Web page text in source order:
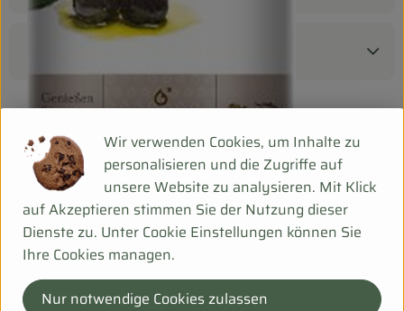
Herkunft
Hersteller: BIO PLANÈTE
DV
Wir verwenden Cookies, um Inhalte zu
personalisieren und die Zugriffe auf
unsere Website zu analysieren. Mit Klick
auf Akzeptieren stimmen Sie der Nutzung dieser
Dienste zu. Unter Cookie Einstellungen können Sie
Ihre Cookies managen.
Nur notwendige Cookies zulassen